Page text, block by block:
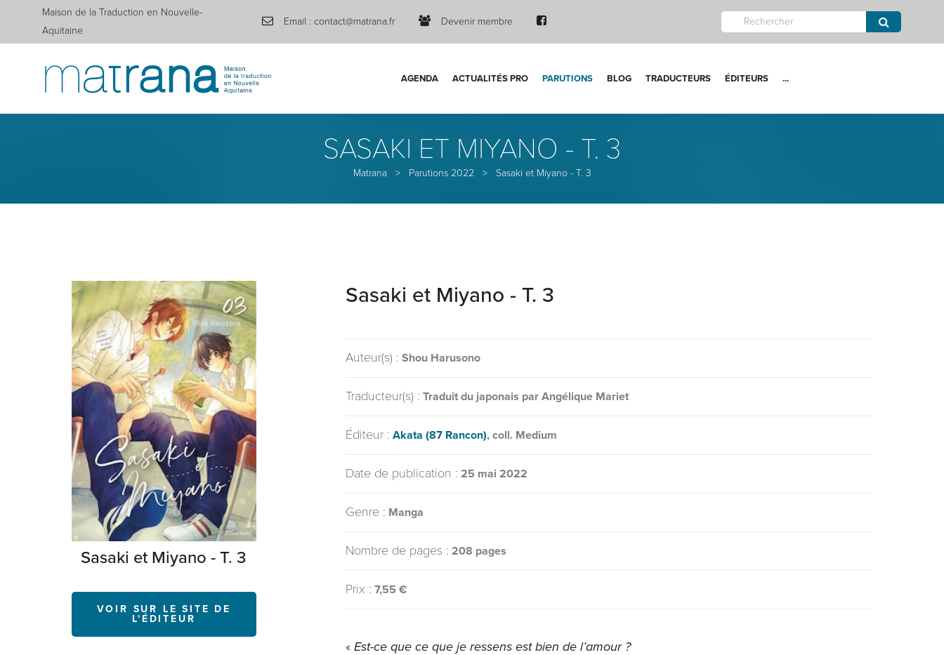
Maison de la Traduction en Nouvelle-
Aquitaine
Email : contact@matrana.fr Devenir membre
AGENDA ACTUALITÉS PRO PARUTIONS BLOG TRADUCTEURS ÉDITEURS ...
SASAKI ET MIYANO - T. 3
Matrana> Parutions 2022 > Sasaki et Miyano - T. 3
Sasaki et Miyano - T. 3
VOIR SUR LE SITE DE
L'ÉDITEUR
Sasaki et Miyano - T. 3
Auteur(s) : Shou Harusono
Traducteur(s) : Traduit du japonais par Angélique Mariet
Éditeur : Akata (87 Rancon), coll. Medium
Date de publication : 25 mai 2022
Genre : Manga
Nombre de pages : 208 pages
Prix : 7,55 €
« Est-ce que ce que je ressens est bien de l’amour ?